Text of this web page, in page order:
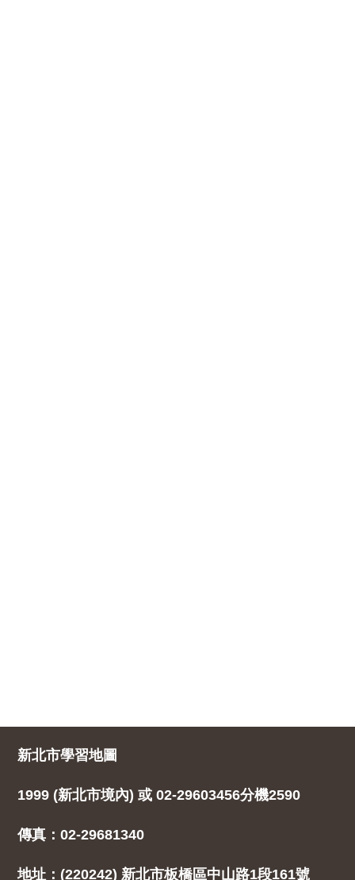
新北市學習地圖
1999 (新北市境內) 或 02-29603456分機2590
傳真：02-29681340
地址：(220242) 新北市板橋區中山路1段161號